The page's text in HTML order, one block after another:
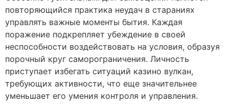
повторяющийся практика неудач в стараниях
управлять важные моменты бытия. Каждая
поражение подкрепляет убеждение в своей
неспособности воздействовать на условия, образуя
порочный круг саморограничения. Личность
приступает избегать ситуаций казино вулкан,
требующих активности, что еще значительнее
уменьшает его умения контроля и управления.